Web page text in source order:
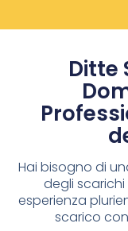
Ditte
Hai bisogno di
degli
esperienza
scarico